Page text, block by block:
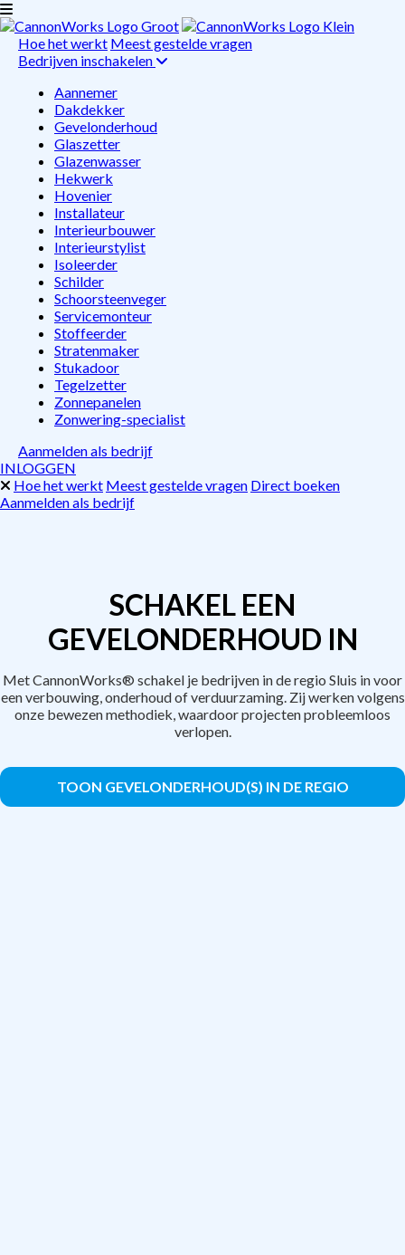
Hoe het werkt Meest gestelde vragen
Bedrijven inschakelen
Aannemer
Dakdekker
Gevelonderhoud
Glaszetter
Glazenwasser
Hekwerk
Hovenier
Installateur
Interieurbouwer
Interieurstylist
Isoleerder
Schilder
Schoorsteenveger
Servicemonteur
Stoffeerder
Stratenmaker
Stukadoor
Tegelzetter
Zonnepanelen
Zonwering-specialist
Aanmelden als bedrijf
INLOGGEN
Hoe het werkt Meest gestelde vragen Direct boeken
Aanmelden als bedrijf
SCHAKEL EEN
GEVELONDERHOUD IN
Met CannonWorks® schakel je bedrijven in de regio Sluis in voor
een verbouwing, onderhoud of verduurzaming. Zij werken volgens
onze bewezen methodiek, waardoor projecten probleemloos
verlopen.
TOON GEVELONDERHOUD(S) IN DE REGIO